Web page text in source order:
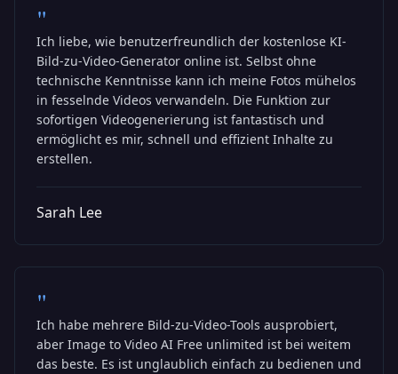
"
Ich liebe, wie benutzerfreundlich der kostenlose KI-
Bild-zu-Video-Generator online ist. Selbst ohne
technische Kenntnisse kann ich meine Fotos mühelos
in fesselnde Videos verwandeln. Die Funktion zur
sofortigen Videogenerierung ist fantastisch und
ermöglicht es mir, schnell und effizient Inhalte zu
erstellen.
Sarah Lee
"
Ich habe mehrere Bild-zu-Video-Tools ausprobiert,
aber Image to Video AI Free unlimited ist bei weitem
das beste. Es ist unglaublich einfach zu bedienen und